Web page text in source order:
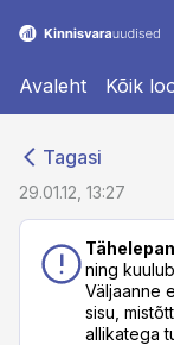
Avaleht Kõik
Tagasi
29.01.12, 13:27
ning
Väljaanne
sisu,
allikatega